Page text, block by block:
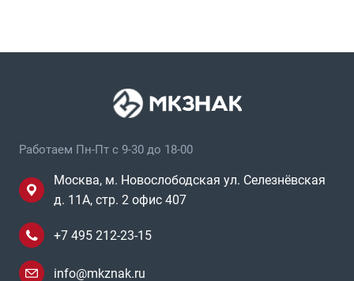
Работаем Пн-Пт с 9-30 до 18-00
Москва, м. Новослободская ул. Селезнёвская
д. 11А, стр. 2 офис 407
+7 495 212-23-15
info@mkznak.ru